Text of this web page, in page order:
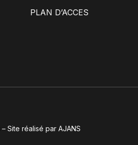
PLAN D’ACCES
– Site réalisé par AJANS